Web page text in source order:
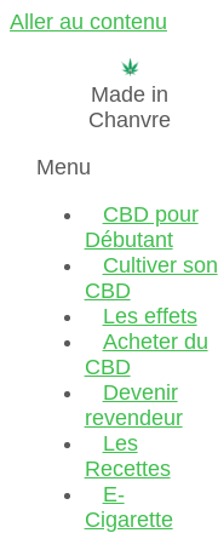
Aller au contenu
Made in
Chanvre
Menu
CBD pour
Débutant
Cultiver son
CBD
Les effets
Acheter du
CBD
Devenir
revendeur
Les
Recettes
E-
Cigarette